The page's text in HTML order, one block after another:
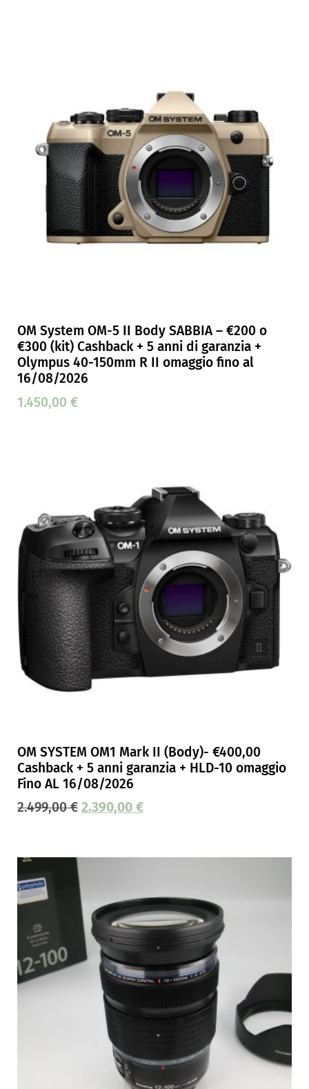
OM System OM-5 II Body SABBIA – €200 o
€300 (kit) Cashback + 5 anni di garanzia +
Olympus 40-150mm R II omaggio fino al
16/08/2026
1.450,00 €
OM SYSTEM OM1 Mark II (Body)- €400,00
Cashback + 5 anni garanzia + HLD-10 omaggio
Fino AL 16/08/2026
2.499,00€ 2.390,00 €